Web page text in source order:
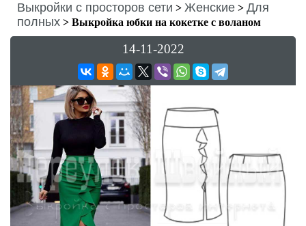
Выкройки с просторов сети > Женские > Для
полных > Выкройка юбки на кокетке с воланом
14-11-2022